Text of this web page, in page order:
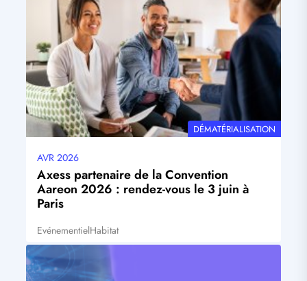
THÉMATIQUE
DÉMATÉRIALISATION
Date
mise
à
jour
AVR 2026
Axess partenaire de la Convention
Aareon 2026 : rendez-vous le 3 juin à
Paris
Tags
EvénementielHabitat
Visuel
principal